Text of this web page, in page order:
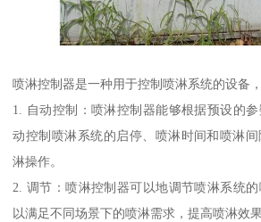
喷淋控制器是一种用于控制喷淋系统的设备
1. 自动控制：喷淋控制器能够根据预设的
动控制喷淋系统的启停、喷淋时间和喷淋
淋操作。
2. 调节：喷淋控制器可以地调节喷淋系统的
以满足不同场景下的喷淋需求，提高喷淋效果